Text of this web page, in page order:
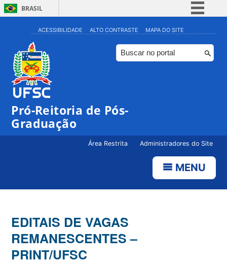
BRASIL
Simplifique!
Comunica BR
Participe
ACESSIBILIDADE ALTO CONTRASTE MAPA DO SITE
Pró-Reitoria de Pós-
Graduação
Área Restrita Administradores do Site
MENU
EDITAIS DE VAGAS
REMANESCENTES –
PRINT/UFSC